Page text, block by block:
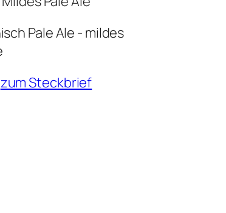
zum Steckbrief